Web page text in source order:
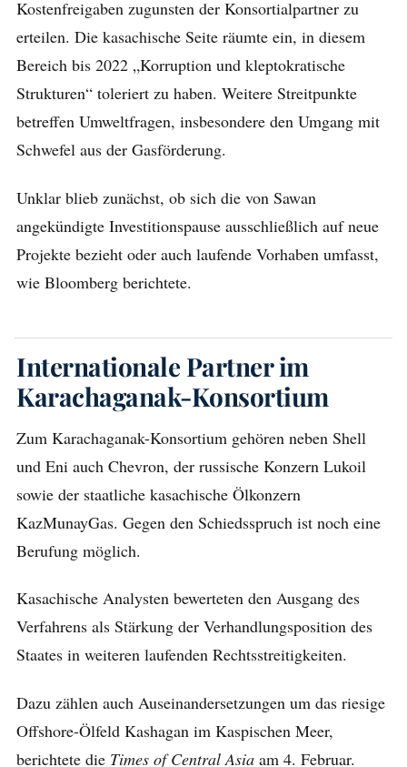
Kostenfreigaben zugunsten der Konsortialpartner zu
erteilen. Die kasachische Seite räumte ein, in diesem
Bereich bis 2022 „Korruption und kleptokratische
Strukturen“ toleriert zu haben. Weitere Streitpunkte
betreffen Umweltfragen, insbesondere den Umgang mit
Schwefel aus der Gasförderung.
Unklar blieb zunächst, ob sich die von Sawan
angekündigte Investitionspause ausschließlich auf neue
Projekte bezieht oder auch laufende Vorhaben umfasst,
wie Bloomberg berichtete.
Internationale Partner im
Karachaganak-Konsortium
Zum Karachaganak-Konsortium gehören neben Shell
und Eni auch Chevron, der russische Konzern Lukoil
sowie der staatliche kasachische Ölkonzern
KazMunayGas. Gegen den Schiedsspruch ist noch eine
Berufung möglich.
Kasachische Analysten bewerteten den Ausgang des
Verfahrens als Stärkung der Verhandlungsposition des
Staates in weiteren laufenden Rechtsstreitigkeiten.
Dazu zählen auch Auseinandersetzungen um das riesige
Offshore-Ölfeld Kashagan im Kaspischen Meer,
berichtete die Times of Central Asia am 4. Februar.